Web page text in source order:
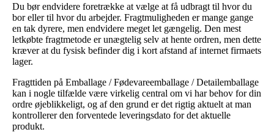
Du bør endvidere foretrække at vælge at få udbragt til hvor du
bor eller til hvor du arbejder. Fragtmuligheden er mange gange
en tak dyrere, men endvidere meget let gængelig. Den mest
letkøbte fragtmetode er unægtelig selv at hente ordren, men dette
kræver at du fysisk befinder dig i kort afstand af internet firmaets
lager.
Fragttiden på Emballage / Fødevareemballage / Detailemballage
kan i nogle tilfælde være virkelig central om vi har behov for din
ordre øjeblikkeligt, og af den grund er det rigtig aktuelt at man
kontrollerer den forventede leveringsdato for det aktuelle
produkt.